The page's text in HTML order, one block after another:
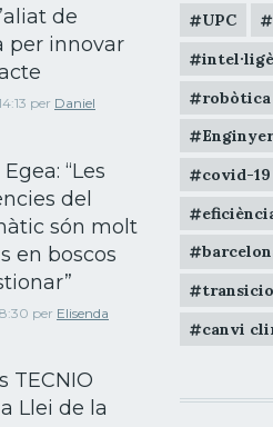
de
per innovar
per Daniel
“Les
del
són molt
en boscos
per Elisenda
TECNIO
Llei de la
UPC
robòtica
covid-19
canvi